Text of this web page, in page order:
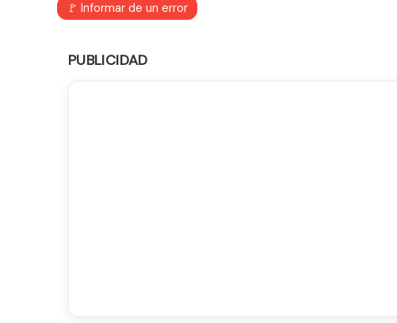
🚩 Informar de un error
PUBLICIDAD